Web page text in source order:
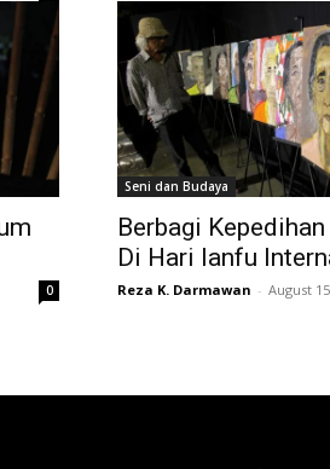
0
Seni dan Budaya
Berbagi
Di Hari Ianfu
Reza K. Darmawan - August